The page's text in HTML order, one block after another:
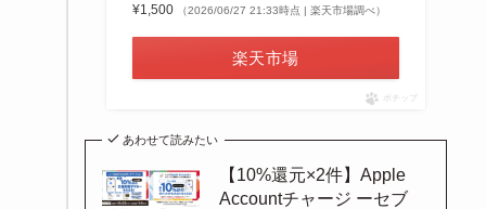
¥1,500
（2026/06/27 21:33時点 | 楽天市場調べ）
楽天市場
ポチップ
あわせて読みたい
【10%還元×2件】Apple
Accountチャージ ーセブ